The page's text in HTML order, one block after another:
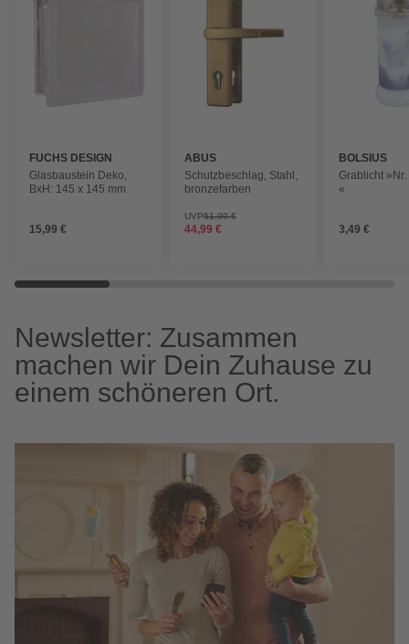
FUCHS DESIGN
Glasbaustein Deko,
BxH: 145 x 145 mm
15,99 €
ABUS
Schutzbeschlag, Stahl,
bronzefarben
UVP51,99 €
44,99 €
BOLSIUS
Grablicht
«
3,49 €
Newsletter: Zusammen
machen wir Dein Zuhause zu
einem schöneren Ort.